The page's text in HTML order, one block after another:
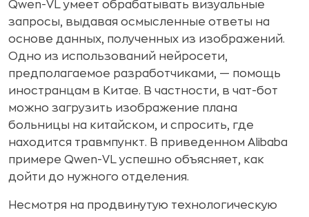
Qwen-VL умеет обрабатывать визуальные
запросы, выдавая осмысленные ответы на
основе данных, полученных из изображений.
Одно из использований нейросети,
предполагаемое разработчиками, — помощь
иностранцам в Китае. В частности, в чат-бот
можно загрузить изображение плана
больницы на китайском, и спросить, где
находится травмпункт. В приведенном Alibaba
примере Qwen-VL успешно объясняет, как
дойти до нужного отделения.
Несмотря на продвинутую технологическую